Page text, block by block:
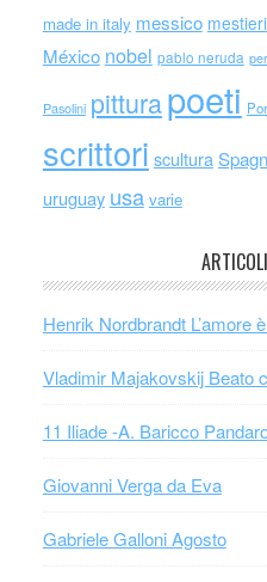
made in italy messico
México nobel pablo neruda
Pasolini pitturapoeti
scrittori scultura
uruguay usa varie
Henrik Nordbrandt L’amore
Vladimir Majakovskij Beato
11 Iliade -A. Baricco
Giovanni Verga da Eva
Gabriele Galloni Agosto